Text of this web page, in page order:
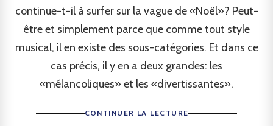
continue-t-il à surfer sur la vague de «Noël»? Peut-
être et simplement parce que comme tout style
musical, il en existe des sous-catégories. Et dans ce
cas précis, il y en a deux grandes: les
«mélancoliques» et les «divertissantes».
CONTINUER LA LECTURE